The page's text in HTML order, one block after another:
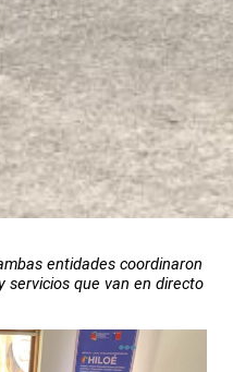
entidades coordinaron
servicios que van en directo